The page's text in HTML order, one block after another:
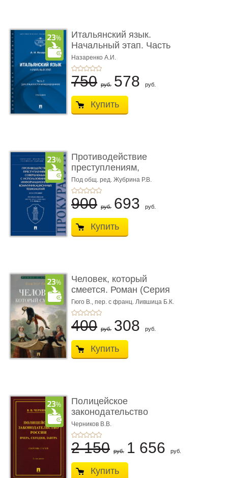
Итальянский язык.
Начальный этап. Часть
2. Учеб� ...
Назаренко А.И.
750 руб. 578 руб.
Купить
Противодействие
преступлениям,
совершаемым с ...
Под общ. ред. Жубрина Р.В.
900 руб. 693 руб.
Купить
Человек, который
смеется. Роман (Серия
«Роман с ...
Гюго В., пер. с франц. Лившица Б.К.
400 руб. 308 руб.
Купить
Полицейское
законодательство
России: вчера, с� ...
Черников В.В.
2 150 руб. 1 656 руб.
Купить